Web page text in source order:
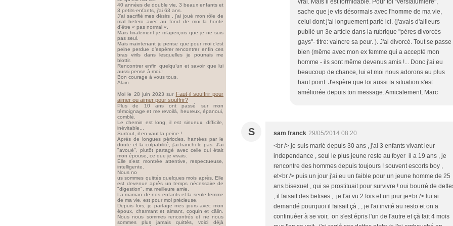
40 années de double vie, 3 beaux enfants et
3 petits-enfants, j’ai 63 ans.
J’ai sacrifié mes désirs , j’ai joué mon rôle de
mal hetero avec au fond de moi la honte
d’être « pas normal «.
Mais finalement je m’aperçois que je ne suis
pas seul.
Mais maintenant je pense que pour moi c’est
peine perdue d’espérer rencontrer enfin ces
bras virils dans lesquelles je pourrais me
blottir.
Rencontrer enfin quelqu’un et savoir que lui
aussi pense à moi.!
Bon courage à vous tous.
Alain
Moi le 28 juin 2023 sur Faut-il souffrir pour
aimer ou aimer pour souffrir?
Plus de 10 ans ont passé sur mon
témoignage et me revoilà, heureux, épanoui,
comblé.
Le chemin est long, il est sinueux, difficile,
inévitable...
Surtout, il en vaut la peine !
Après de longues périodes, hantées par le
doute et la culpabilité, j'ai franchi le pas. J'ai
"avoué", plutôt partagé avec celle qui était
mon épouse, ce que je vivais.
Elle s'est montrée attentive, respectueuse,
intelligente.
Nous no
us sommes quittés quelques mois après. Elle
est devenue après un temps nécessaire de
"digestion", ma meilleure amie.
La maman de nos enfants et la seule femme
de ma vie, est pour moi précieuse.
Depuis lors, je partage mes jours avec mon
époux, charmant et aimant, coquin et câlin.
Nous nous sommes rencontrés et ne nous
sommes plus jamais quittés, voici déjà
sache que je vis désormais avec l'homme de ma vie,
celui dont j'ai longuement parlé ici. (j'avais d'ailleurs
publié un 3e article dans la rubrique "pères divorcés
gays"- titre: vaincre sa peur. ). J'ai divorcé. Tout se passe
bien (même avec mon ex femme qui a accepté mon
homme - ils sont même devenus amis !... Donc j'ai eu
beaucoup de chance, lui et moi nous adorons au plus
haut point. J'espère que toi aussi ta situation s'est
améliorée depuis ton message. Amicalement, Marc
S sam franck 29/05/2014 08:20
<br /> je suis marié depuis 30 ans , j'ai 3 enfants vivant leur
independance , seul le plus jeune reste au foyer il a 19 ans , je
rencontre des hommes depuis toujours ! souvent escorts boy ,
et<br /> puis un jour j'ai eu un faible pour un jeune homme de 25
ans bisexuel , qui se prostituait pour survivre ! oui bourré de
, il faisait des betises , je l'ai vu 2 fois et un jour je<br /> lui ai
demandé pourquoi il faisait çà , , je l'ai invité au resto et on a
continuéer à se voir, on s'est épris l'un de l'autre et çà fait 4 mois